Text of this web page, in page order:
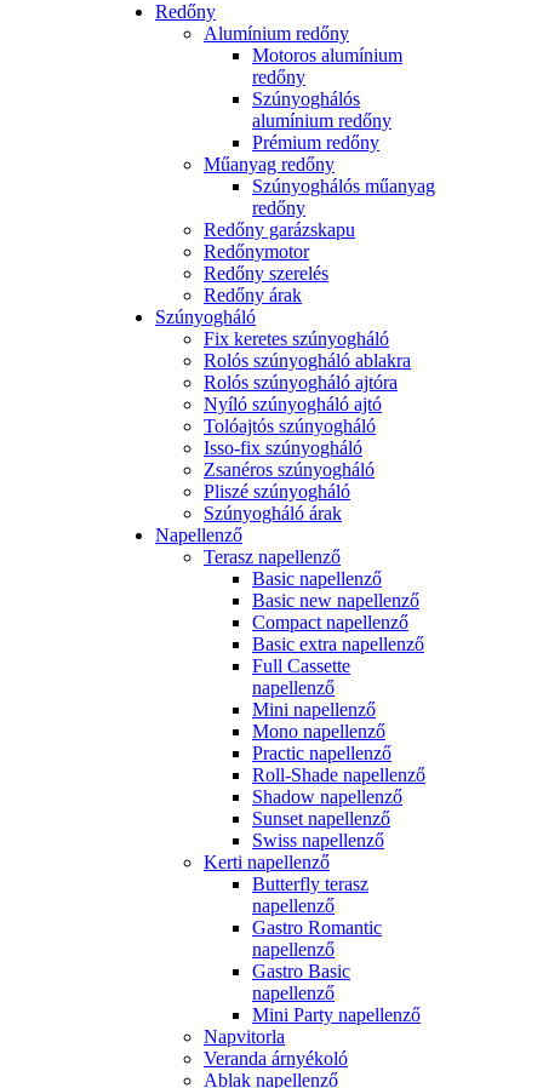
Redőny
Alumínium redőny
Motoros alumínium
redőny
Szúnyoghálós
alumínium redőny
Prémium redőny
Műanyag redőny
Szúnyoghálós műanyag
redőny
Redőny garázskapu
Redőnymotor
Redőny szerelés
Redőny árak
Szúnyogháló
Fix keretes szúnyogháló
Rolós szúnyogháló ablakra
Rolós szúnyogháló ajtóra
Nyíló szúnyogháló ajtó
Tolóajtós szúnyogháló
Isso-fix szúnyogháló
Zsanéros szúnyogháló
Pliszé szúnyogháló
Szúnyogháló árak
Napellenző
Terasz napellenző
Basic napellenző
Basic new napellenző
Compact napellenző
Basic extra napellenző
Full Cassette
napellenző
Mini napellenző
Mono napellenző
Practic napellenző
Roll-Shade napellenző
Shadow napellenző
Sunset napellenző
Swiss napellenző
Kerti napellenző
Butterfly terasz
napellenző
Gastro Romantic
napellenző
Gastro Basic
napellenző
Mini Party napellenző
Napvitorla
Veranda árnyékoló
Ablak napellenző